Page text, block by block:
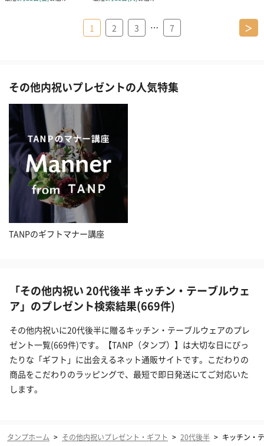
1 2 3 … 7 ＞
その他内祝いプレゼントの人気特集
TANPのギフトマナー講座
「その他内祝い 20代後半 キッチン・テーブルウェ
ア」のプレゼント検索結果(669件)
その他内祝いに20代後半に贈るキッチン・テーブルウェアのプレ
ゼント一覧(669件)です。【TANP（タンプ）】は大切な日にぴっ
たりな「ギフト」に出会えるネット通販サイトです。こだわりの
商品をこだわりのラッピングで、最短で即日発送にてご対応いた
します。
タンプホーム > その他内祝いプレゼント・ギフト > 20代後半 > キッチン・